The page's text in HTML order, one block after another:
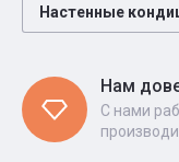
Настенные
Нам
С нами